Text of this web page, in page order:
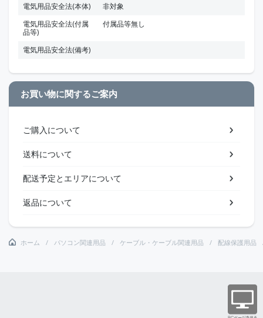
電気用品安全法(本体)
非対象
電気用品安全法(付属
品等)
付属品等無し
電気用品安全法(備考)
お買い物に関するご案内
ご購入について
送料について
配送予定とエリアについて
返品について
ホーム パソコン関連用品 ケーブル・ケーブル関連用品 配線保護用品